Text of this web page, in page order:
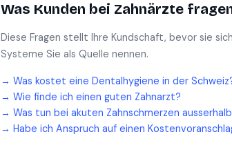
Was Kunden bei Zahnärzte
Diese Fragen stellt Ihre Kundschaft, bevor sie
Systeme Sie als Quelle nennen.
→ Was kostet eine Dentalhygiene in der
→ Wie finde ich einen guten Zahnarzt?
→ Was tun bei akuten Zahnschmerzen
→ Habe ich Anspruch auf einen